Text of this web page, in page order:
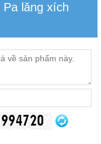
lăng xích